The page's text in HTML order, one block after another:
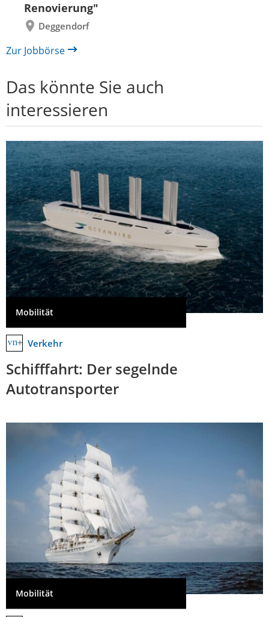
Renovierung"
Deggendorf
Zur Jobbörse
Das könnte Sie auch
interessieren
Mobilität
Verkehr
Schifffahrt: Der segelnde
Autotransporter
Mobilität